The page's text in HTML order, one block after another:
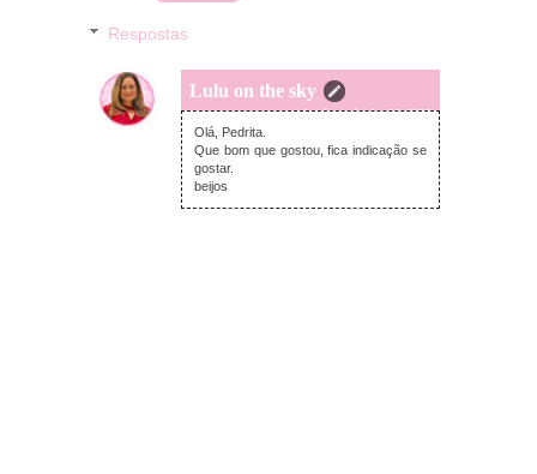
Respostas
Lulu on the sky
domingo, junho 28, 2026
Olá, Pedrita.
Que bom que gostou, fica indicação se
gostar.
beijos